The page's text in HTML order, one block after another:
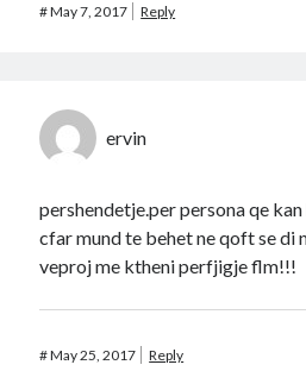
#May 7, 2017 Reply
ervin
pershendetje.per persona qe
cfar mund te behet ne qoft se di
veproj me ktheni perfjigje flm!!!
#May 25, 2017 Reply